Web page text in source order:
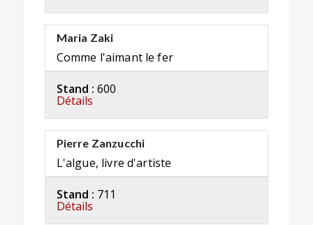
Maria Zaki
Comme l'aimant le fer
Stand : 600
Détails
Pierre Zanzucchi
L'algue, livre d'artiste
Stand : 711
Détails